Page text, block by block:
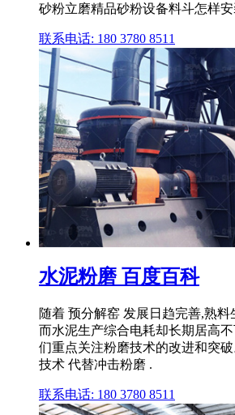
砂粉立磨精品砂粉设备料斗怎样
联系电话: 180 3780 8511
水泥粉磨 百度百科
随着 预分解窑 发展日趋完善,熟
而水泥生产综合电耗却长期居高不
们重点关注粉磨技术的改进和突
技术 代替冲击粉磨 .
联系电话: 180 3780 8511